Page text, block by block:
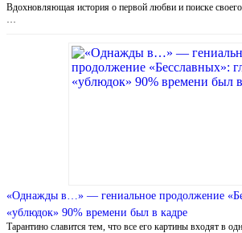
Вдохновляющая история о первой любви и поиске
«Однажды в…» — гениальное продолжение
«ублюдок» 90% времени был в кадре
Тарантино славится тем, что все его картины входят в